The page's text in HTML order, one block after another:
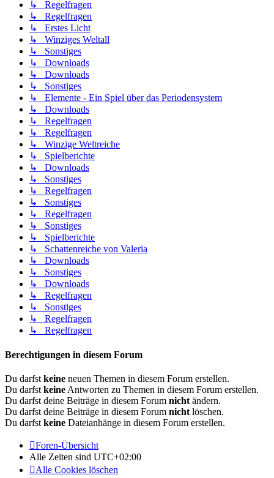
↳ Regelfragen
↳ Regelfragen
↳ Erstes Licht
↳ Winziges Weltall
↳ Sonstiges
↳ Downloads
↳ Downloads
↳ Sonstiges
↳ Elemente - Ein Spiel über das Periodensystem
↳ Downloads
↳ Regelfragen
↳ Regelfragen
↳ Winzige Weltreiche
↳ Spielberichte
↳ Downloads
↳ Sonstiges
↳ Regelfragen
↳ Sonstiges
↳ Regelfragen
↳ Sonstiges
↳ Spielberichte
↳ Schattenreiche von Valeria
↳ Downloads
↳ Sonstiges
↳ Downloads
↳ Regelfragen
↳ Sonstiges
↳ Regelfragen
↳ Regelfragen
Berechtigungen in diesem Forum
Du darfst keine neuen Themen in diesem Forum erstellen.
Du darfst keine Antworten zu Themen in diesem Forum erstellen.
Du darfst deine Beiträge in diesem Forum nicht ändern.
Du darfst deine Beiträge in diesem Forum nicht löschen.
Du darfst keine Dateianhänge in diesem Forum erstellen.
Foren-Übersicht
Alle Zeiten sind UTC+02:00
Alle Cookies löschen